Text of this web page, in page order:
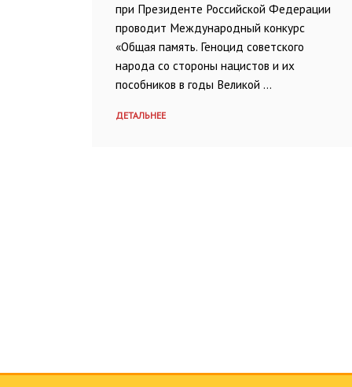
при Президенте Российской Федерации
проводит Международный конкурс
«Общая память. Геноцид советского
народа со стороны нацистов и их
пособников в годы Великой …
ДЕТАЛЬНЕЕ